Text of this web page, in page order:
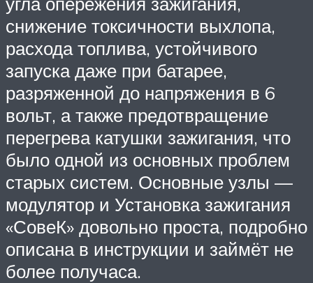
снижение токсичности выхлопа,
расхода топлива, устойчивого
запуска даже при батарее,
разряженной до напряжения в 6
вольт, а также предотвращение
перегрева катушки зажигания, что
было одной из основных проблем
старых систем. Основные узлы —
модулятор и Установка зажигания
«СовеК» довольно проста, подробно
описана в инструкции и займёт не
более получаса.